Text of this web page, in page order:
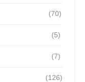
(70)
(5)
(7)
(126)